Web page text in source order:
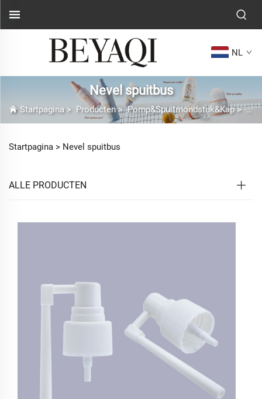
NL
Nevel spuitbus
Startpagina> Producten>Pomp&Spuitmondstuk&Kap>
Startpagina > Nevel spuitbus
ALLE PRODUCTEN